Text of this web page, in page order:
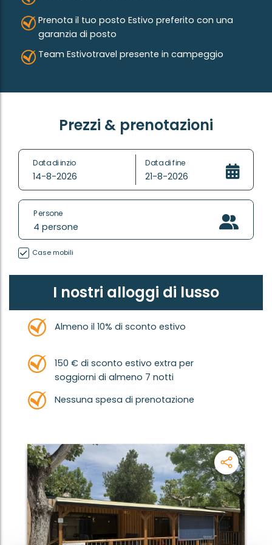
Prenota il tuo posto Estivo preferito con una
garanzia di posto
Team Estivotravel presente in campeggio
Prezzi & prenotazioni
Data di inzio
14-8-2026
Data di fine
21-8-2026
Persone
4 persone
Case mobili
I nostri alloggi di lusso
Almeno il 10% di sconto estivo
150 € di sconto estivo extra per
soggiorni di almeno 7 notti
Nessuna spesa di prenotazione